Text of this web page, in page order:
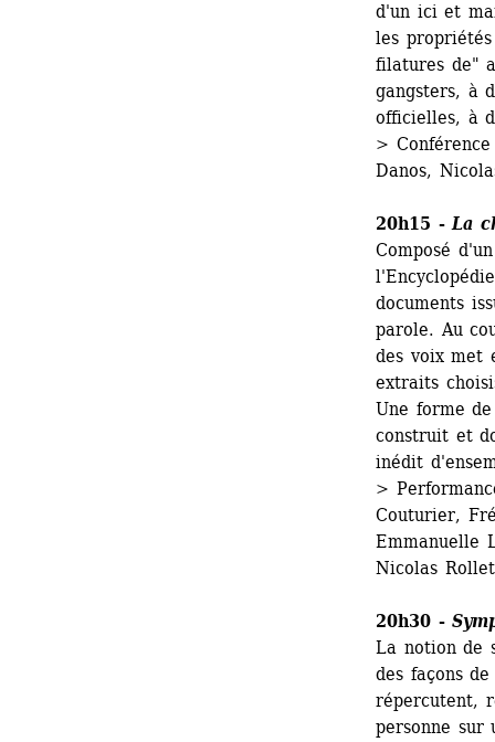
d'un ici et
les
filatures de"
gangsters, à
officielles, à
>
Danos,
20h15 - La
Composé
documents
parole. Au
des voix met
extraits
Une forme
construit et
inédit
>
Couturier,
Emmanuelle
Nicolas
20h30 -
La notion de
des façons
répercutent,
personne sur